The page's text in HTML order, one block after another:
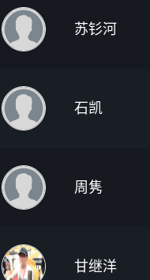
苏钐河
石凯
周隽
甘继洋